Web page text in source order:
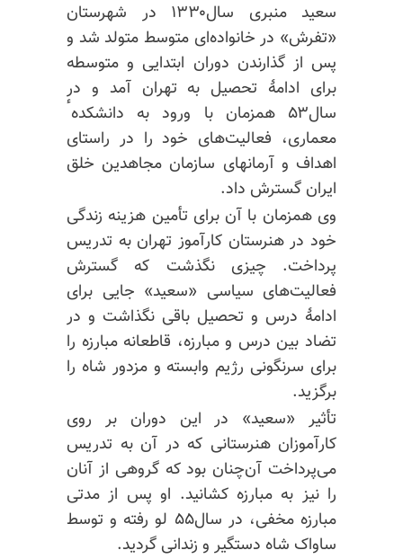
سعید منبری سال۱۳۳۰ در شهرستان
«تفرش» در خانواده‌ای متوسط متولد شد و
پس از گذارندن دوران ابتدایی و متوسطه
برای ادامهٔ تحصیل به تهران آمد و در
سال۵۳ همزمان با ورود به دانشکدهٴ
معماری، فعالیت‌های خود را در راستای
اهداف و آرمانهای سازمان مجاهدین خلق
ایران گسترش داد.
وی همزمان با آن برای تأمین هزینه زندگی
خود در هنرستان کارآموز تهران به تدریس
پرداخت. چیزی نگذشت که گسترش
فعالیت‌های سیاسی «سعید» جایی برای
ادامهٔ درس و تحصیل باقی نگذاشت و در
تضاد بین درس و مبارزه، قاطعانه مبارزه را
برای سرنگونی رژیم وابسته و مزدور شاه را
برگزید.
تأثیر «سعید» در این دوران بر روی
کارآموزان هنرستانی که در آن به تدریس
می‌پرداخت آن‌چنان بود که گروهی از آنان
را نیز به مبارزه کشانید. او پس از مدتی
مبارزه مخفی، در سال۵۵ لو رفته و توسط
ساواک شاه دستگیر و زندانی گردید.